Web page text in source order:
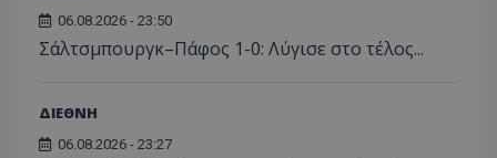
06.08.2026 - 23:50
Σάλτσμπουργκ–Πάφος 1-0: Λύγισε στο τέλος...
ΔΙΕΘΝΗ
06.08.2026 - 23:27